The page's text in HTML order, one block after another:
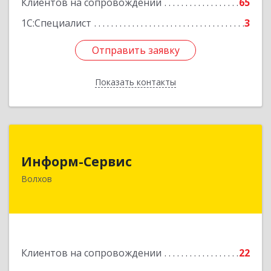
1С:Специалист
3
Отправить заявку
Показать контакты
Отправить заявку
Назад
Информ-Сервис
Волхов
Клиентов на сопровождении 22
187400, Ленинградская обл, Волхов г,
Подробнее